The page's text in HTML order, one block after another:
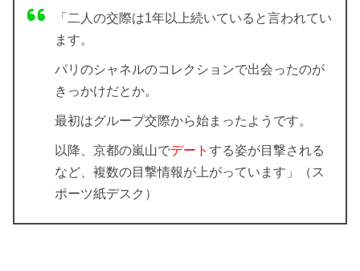
「二人の交際は1年以上続いていると言われてい
ます。
パリのシャネルのコレクションで出会ったのが
きっかけだとか。
最初はグループ交際から始まったようです。
以降、京都の嵐山でデート する姿が目撃される
など、複数の目撃情報が上がっています」（ス
ポーツ紙デスク）